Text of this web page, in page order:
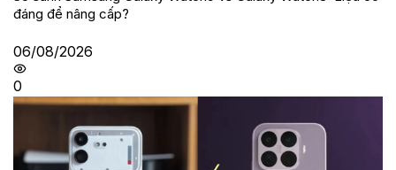
đáng để nâng cấp?
06/08/2026
0